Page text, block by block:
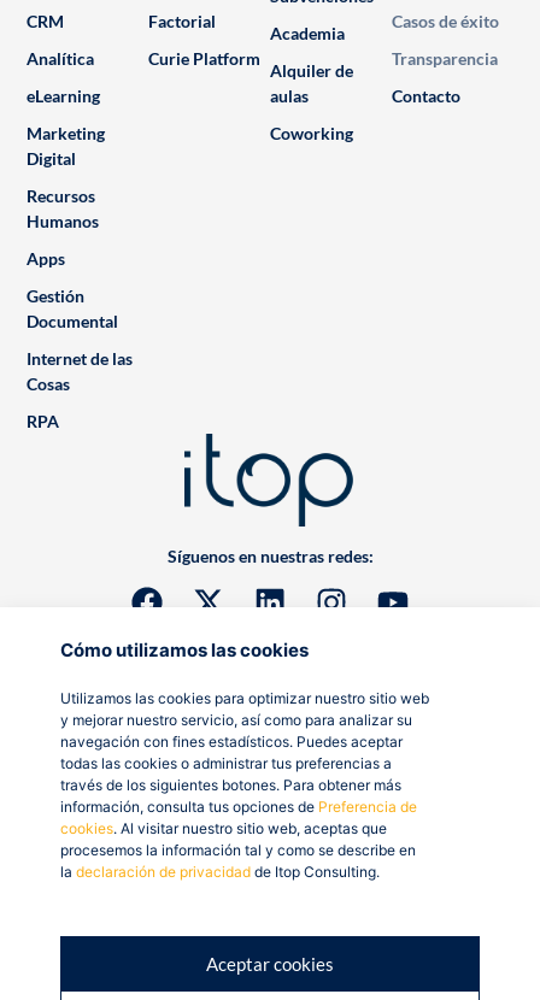
Cómo utilizamos las cookies
Utilizamos las cookies para optimizar nuestro sitio web
y mejorar nuestro servicio, así como para analizar su
navegación con fines estadísticos. Puedes aceptar
todas las cookies o administrar tus preferencias a
través de los siguientes botones. Para obtener más
información, consulta tus opciones de Preferencia de
cookies. Al visitar nuestro sitio web, aceptas que
procesemos la información tal y como se describe en
la declaración de privacidad de Itop Consulting.
Aceptar cookies
Síguenos en nuestras redes:
CRM
Analítica
eLearning
Marketing
Digital
Recursos
Humanos
Apps
Gestión
Documental
Internet de las
Cosas
RPA
Factorial
Curie Platform
Academia
Alquiler de
aulas
Coworking
Casos de éxito
Transparencia
Contacto